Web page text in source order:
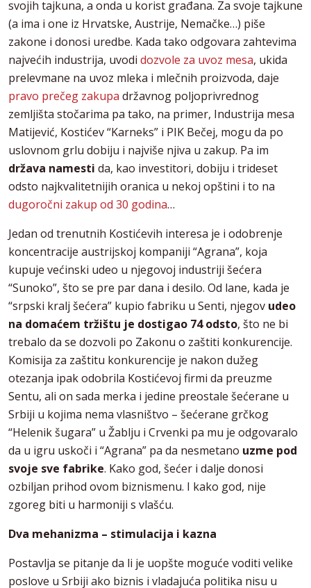
svojih tajkuna, a onda u korist građana. Za svoje tajkune
(a ima i one iz Hrvatske, Austrije, Nemačke…) piše
zakone i donosi uredbe. Kada tako odgovara zahtevima
najvećih industrija, uvodi dozvole za uvoz mesa, ukida
prelevmane na uvoz mleka i mlečnih proizvoda, daje
pravo prečeg zakupa državnog poljoprivrednog
zemljišta stočarima pa tako, na primer, Industrija mesa
Matijević, Kostićev “Karneks” i PIK Bečej, mogu da po
uslovnom grlu dobiju i najviše njiva u zakup. Pa im
država namesti da, kao investitori, dobiju i trideset
odsto najkvalitetnijih oranica u nekoj opštini i to na
dugoročni zakup od 30 godina…
Jedan od trenutnih Kostićevih interesa je i odobrenje
koncentracije austrijskoj kompaniji “Agrana”, koja
kupuje većinski udeo u njegovoj industriji šećera
“Sunoko”, što se pre par dana i desilo. Od lane, kada je
“srpski kralj šećera” kupio fabriku u Senti, njegov udeo
na domaćem tržištu je dostigao 74 odsto, što ne bi
trebalo da se dozvoli po Zakonu o zaštiti konkurencije.
Komisija za zaštitu konkurencije je nakon dužeg
otezanja ipak odobrila Kostićevoj firmi da preuzme
Sentu, ali on sada merka i jedine preostale šećerane u
Srbiji u kojima nema vlasništvo – šećerane grčkog
“Helenik šugara” u Žablju i Crvenki pa mu je odgovaralo
da u igru uskoči i “Agrana” pa da nesmetano uzme pod
svoje sve fabrike. Kako god, šećer i dalje donosi
ozbiljan prihod ovom biznismenu. I kako god, nije
zgoreg biti u harmoniji s vlašću.
Dva mehanizma – stimulacija i kazna
Postavlja se pitanje da li je uopšte moguće voditi velike
poslove u Srbiji ako biznis i vladajuća politika nisu u